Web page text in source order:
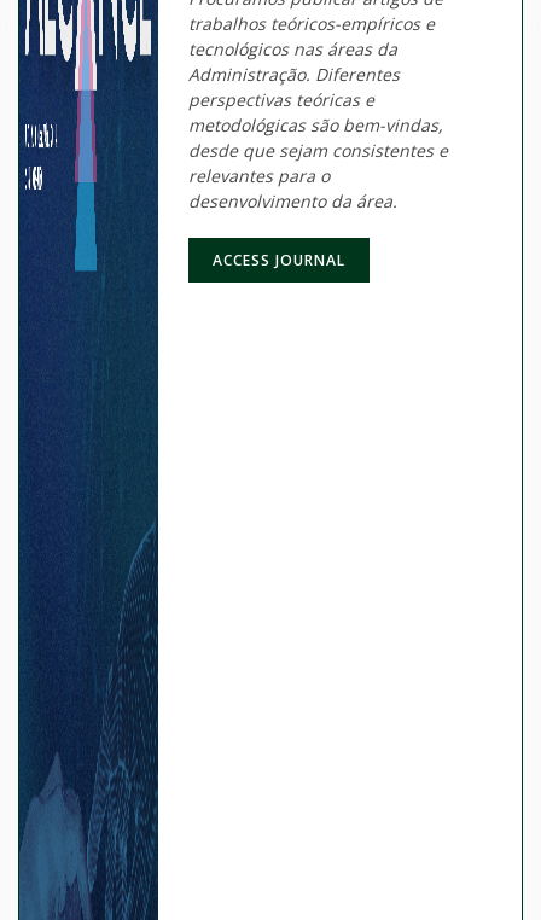
trabalhos teóricos-empíricos e
tecnológicos nas áreas da
Administração. Diferentes
perspectivas teóricas e
metodológicas são bem-vindas,
desde que sejam consistentes e
relevantes para o
desenvolvimento da área.
ACCESS JOURNAL